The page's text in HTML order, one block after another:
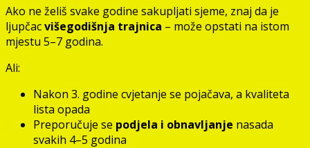
Ako ne želiš svake godine sakupljati sjeme, znaj da je
ljupčacvišegodišnja trajnica – može opstati na istom
mjestu 5–7 godina.
Ali:
Nakon 3. godine cvjetanje se pojačava, a kvaliteta
lista opada
Preporučuje se podjela i obnavljanje nasada
svakih 4–5 godina